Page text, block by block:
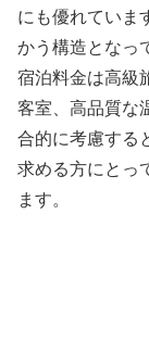
にも優れていま
かう構造となっ
宿泊料金は高級
客室、高品質な
合的に考慮する
求める方にとっ
ます。